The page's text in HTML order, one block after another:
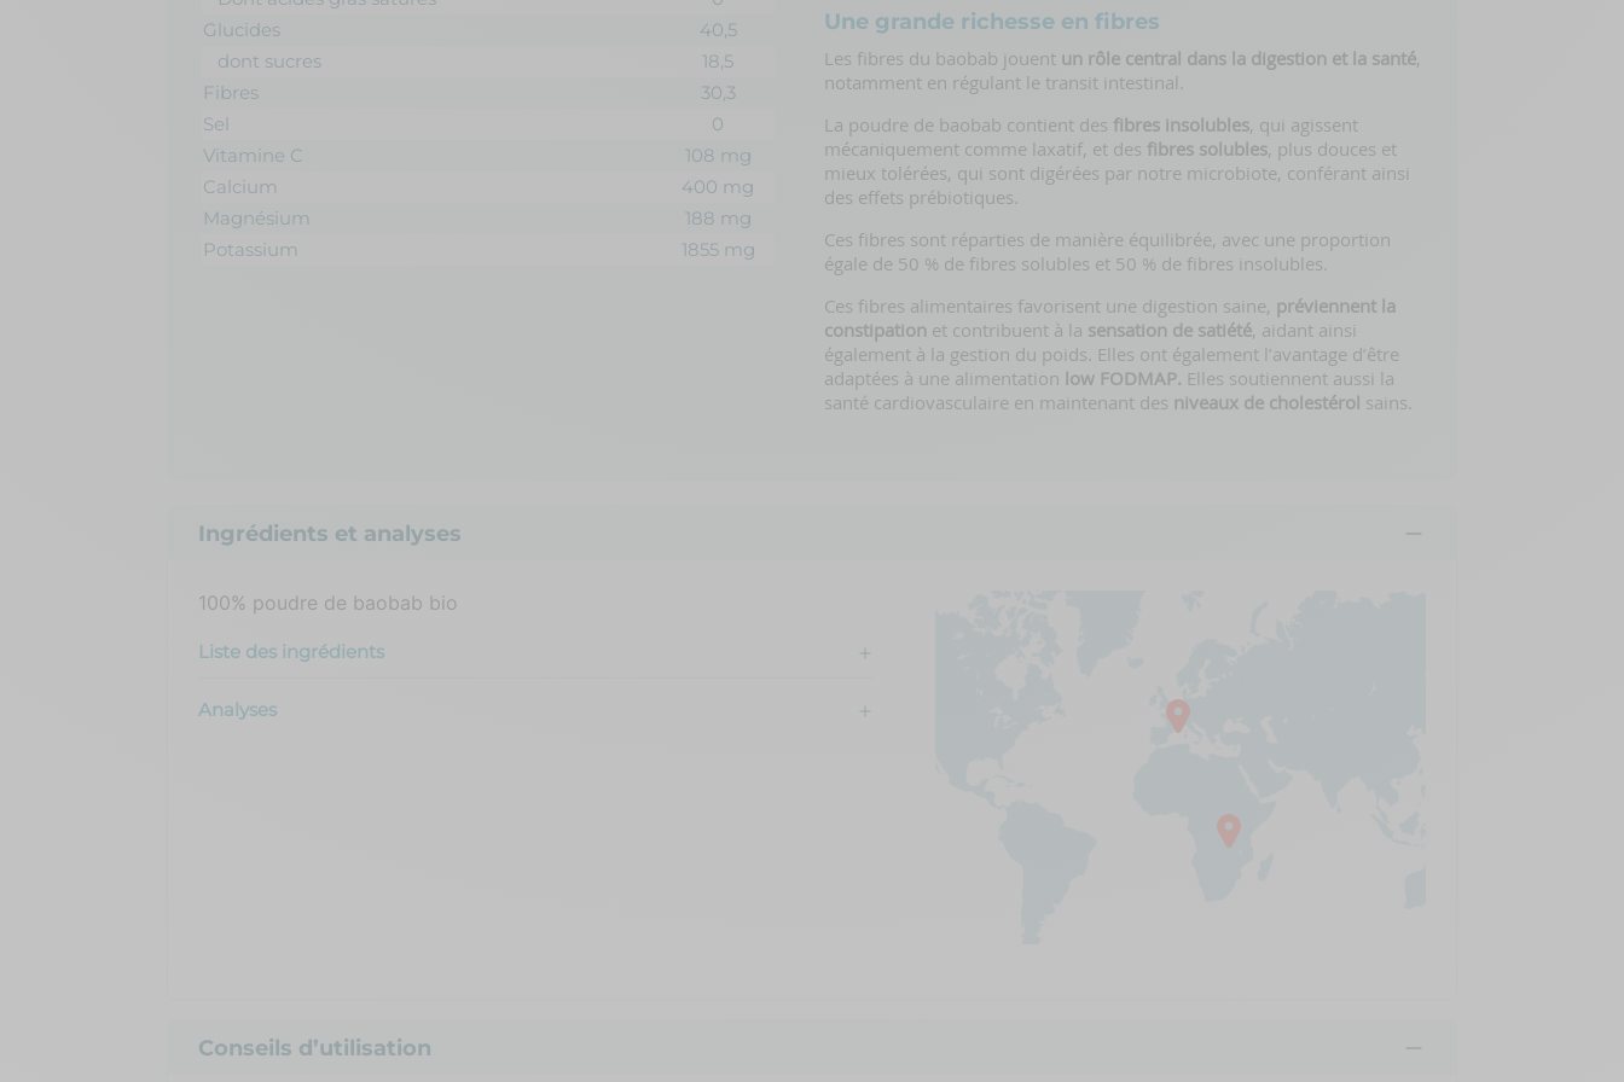
Glucides
40,5
dont sucres
18,5
Fibres
30,3
Sel
0
Vitamine C
108 mg
Calcium
400 mg
Magnésium
188 mg
Potassium
1855 mg
Une grande richesse en fibres
Les fibres du baobab jouent un rôle central dans la digestion et la santé,
notamment en régulant le transit intestinal.
La poudre de baobab contient desfibres insolubles, qui agissent
mécaniquement comme laxatif, et desfibres solubles, plus douces et
mieux tolérées, qui sont digérées par notre microbiote, conférant ainsi
des effets prébiotiques.
Ces fibres sont réparties de manière équilibrée, avec une proportion
égale de 50 % de fibres solubles et 50 % de fibres insolubles.
Ces fibres alimentaires favorisent une digestion saine, préviennent la
constipation et contribuent à la sensation de satiété, aidant ainsi
également à la gestion du poids. Elles ont également l’avantage d’être
adaptées à une alimentation low FODMAP. Elles soutiennent aussi la
santé cardiovasculaire en maintenant des niveaux de cholestérol sains.
Ingrédients et analyses
100% poudre de baobab bio
Liste des ingrédients
Analyses
Conseils d’utilisation